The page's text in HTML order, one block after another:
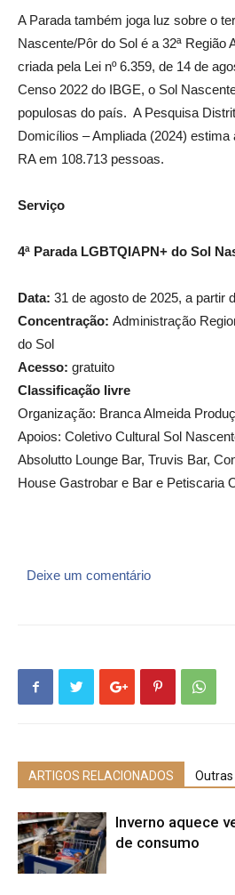
A Parada também joga luz sobre o
Nascente/Pôr do Sol é a 32ª Região
criada pela Lei nº 6.359, de 14 de
Censo 2022 do IBGE, o Sol
populosas do país. A Pesquisa
Domicílios – Ampliada (2024) estima
RA em 108.713 pessoas.
Serviço
4ª Parada LGBTQIAPN+ do Sol
Data: 31 de agosto de 2025, a partir
Concentração: Administração
do Sol
Acesso: gratuito
Classificação livre
Organização: Branca Almeida
Apoios: Coletivo Cultural Sol
Absolutto Lounge Bar, Truvis Bar,
House Gastrobar e Bar e Petiscaria
Deixe um comentário
ARTIGOS RELACIONADOS Outras
Inverno aquece
de consumo